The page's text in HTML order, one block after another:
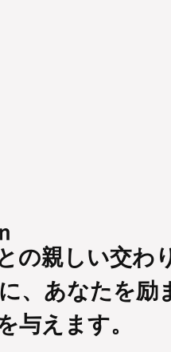
の親しい交わ
、あなたを励
与えます。